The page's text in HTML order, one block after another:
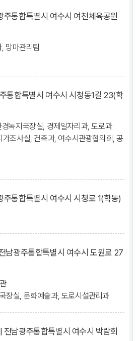
통합특별시 여수시 여천체육공원
망마관리팀
통합특별시 여수시 시청동1길 23(학
녹지국장실, 경제일자리과, 도로과
가조사실, 건축과, 여수시관광협의회, 공
통합특별시 여수시 시청로 1(학동)
남광주통합특별시 여수시 도원로 27
장실, 문화예술과, 도로시설관리과
남광주통합특별시 여수시 박람회